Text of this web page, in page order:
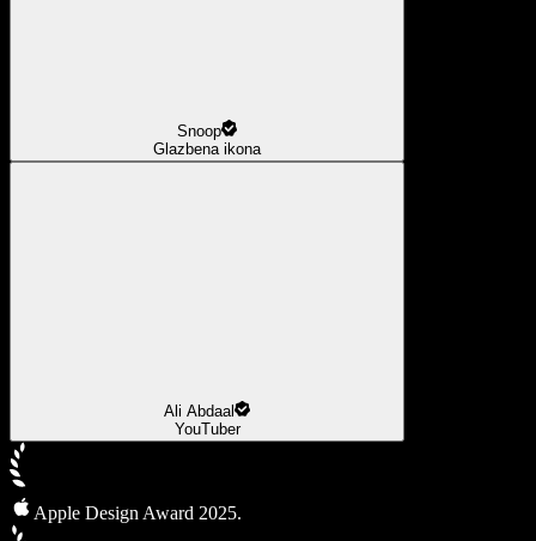
Snoop
Glazbena ikona
Ali Abdaal
YouTuber
Apple Design Award 2025.